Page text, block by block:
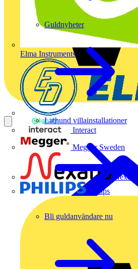
Elma Instruments
Interact
Megger Sweden
Nexans
Philips
Guldnyheter
Lathund villainstallationer
Bli guldanvändare nu